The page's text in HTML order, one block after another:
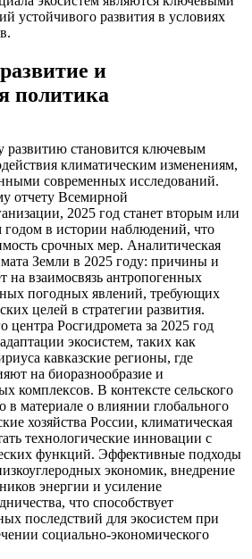
устойчивого развития в условиях
и
политика
развитию становится ключевым
климатическим изменениям,
современных исследований.
отчету Всемирной
2025 год станет вторым или
в истории наблюдений, что
срочных мер. Аналитическая
Земли в 2025 году: причины и
на взаимосвязь антропогенных
погодных явлений, требующих
целей в стратегии развития.
центра Росгидромета за 2025 год
экосистем, таких как
кавказские регионы, где
на биоразнообразие и
комплексов. В контексте сельского
в материале о влиянии глобального
хозяйства России, климатическая
технологические инновации с
функций. Эффективные подходы
экономик, внедрение
энергии и усиление
что способствует
последствий для экосистем при
социально-экономического